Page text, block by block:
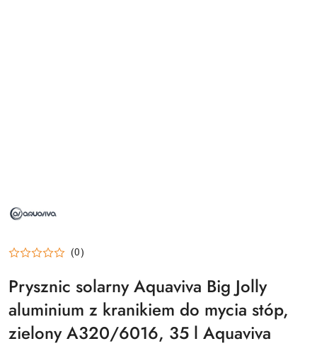
AQUAVIVA
(0)
Prysznic solarny Aquaviva Big Jolly
aluminium z kranikiem do mycia stóp,
zielony A320/6016, 35 l Aquaviva